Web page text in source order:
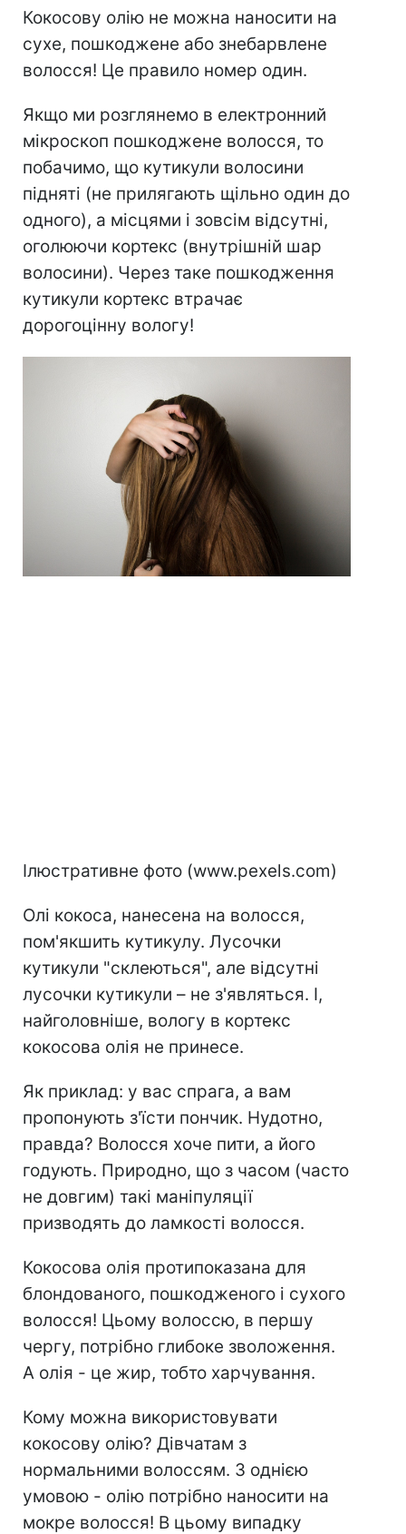
Кокосову олію не можна наносити на
сухе, пошкоджене або знебарвлене
волосся! Це правило номер один.
Якщо ми розглянемо в електронний
мікроскоп пошкоджене волосся, то
побачимо, що кутикули волосини
підняті (не прилягають щільно один до
одного), а місцями і зовсім відсутні,
оголюючи кортекс (внутрішній шар
волосини). Через таке пошкодження
кутикули кортекс втрачає
дорогоцінну вологу!
Ілюстративне фото (www.pexels.com)
Олі кокоса, нанесена на волосся,
пом'якшить кутикулу. Лусочки
кутикули "склеються", але відсутні
лусочки кутикули – не з'являться. І,
найголовніше, вологу в кортекс
кокосова олія не принесе.
Як приклад: у вас спрага, а вам
пропонують з'їсти пончик. Нудотно,
правда? Волосся хоче пити, а його
годують. Природно, що з часом (часто
не довгим) такі маніпуляції
призводять до ламкості волосся.
Кокосова олія протипоказана для
блондованого, пошкодженого і сухого
волосся! Цьому волоссю, в першу
чергу, потрібно глибоке зволоження.
А олія - це жир, тобто харчування.
Кому можна використовувати
кокосову олію? Дівчатам з
нормальними волоссям. З однією
умовою - олію потрібно наносити на
мокре волосся! В цьому випадку